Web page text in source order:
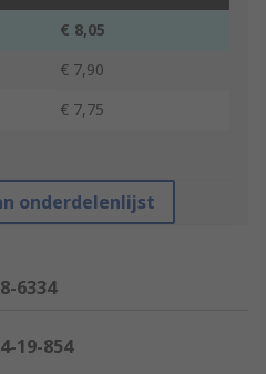
€ 8,05
€ 7,90
€ 7,75
onderdelenlijst
6334
19-854